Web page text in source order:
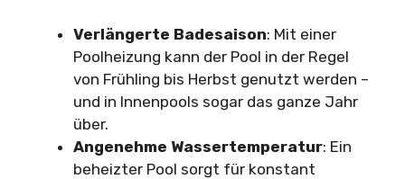
Verlängerte Badesaison: Mit einer
Poolheizung kann der Pool in der Regel
von Frühling bis Herbst genutzt werden –
und in Innenpools sogar das ganze Jahr
über.
Angenehme Wassertemperatur: Ein
beheizter Pool sorgt für konstant